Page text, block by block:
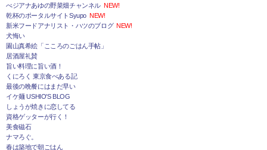
べジアナあゆの野菜畑チャンネル NEW!
乾杯のポータルサイトSyupo NEW!
新米フードアナリスト・ハツのブログ NEW!
犬悔い
園山真希絵「こころのごはん手帖」
居酒屋礼賛
旨い料理に旨い酒！
くにろく 東京食べある記
最後の晩餐にはまだ早い
イケ麺 USHIO'S BLOG
しょうが焼きに恋してる
資格ゲッターが行く！
美食磁石
ナマろぐ。
春は築地で朝ごはん